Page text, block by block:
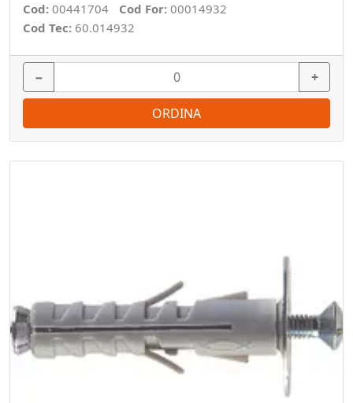
Cod: 00441704 Cod For: 00014932
Cod Tec: 60.014932
− +
ORDINA